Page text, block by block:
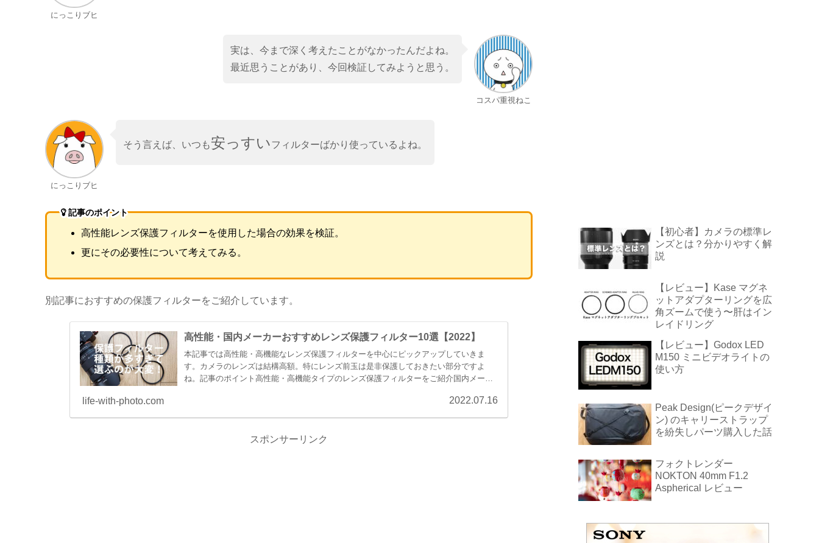
にっこりブヒ
コスパ重視ねこ
実は、今まで深く考えたことがなかったんだよね。
最近思うことがあり、今回検証してみようと思う。
にっこりブヒ
そう言えば、いつも安っすいフィルターばかり使っているよね。
記事のポイント
高性能レンズ保護フィルターを使用した場合の効果を検証。
更にその必要性について考えてみる。
別記事におすすめの保護フィルターをご紹介しています。
高性能・国内メーカーおすすめレンズ保護フィルター10選【2022】
本記事では高性能・高機能なレンズ保護フィルターを中心にピックアップしていきま
す。カメラのレンズは結構高額。特にレンズ前玉は是非保護しておきたい部分ですよ
ね。記事のポイント高性能・高機能タイプのレンズ保護フィルターをご紹介国内メーカ
life-with-photo.com 2022.07.16
スポンサーリンク
【初心者】カメラの標準レ
ンズとは？分かりやすく解
説
【レビュー】Kase マグネ
ットアダプターリングを広
角ズームで使う〜肝はイン
レイドリング
【レビュー】Godox LED
M150 ミニビデオライトの
使い方
Peak Design(ピークデザイ
ン) のキャリーストラップ
を紛失しパーツ購入した話
フォクトレンダー
NOKTON 40mm F1.2
Aspherical レビュー